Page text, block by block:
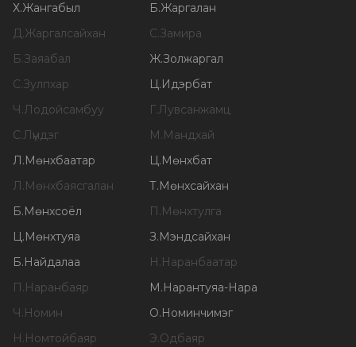
Х.Жангабыл Б.Жаргалан
Д.Жаргалсайхан С.Замира
Б.Заяабал Ж.Золжаргал
С.Зулпхар Ц.Идэрбат
Ч.Лодойсамбуу Г.Лувсанжамц
С.Лүндэг М.Мандхай
Л.Мөнхбаатар Ц.Мөнхбат
Л.Мөнхбаясгалан Т.Мөнхсайхан
Б.Мөнхсоёл П.Мөнхтулга
Ц.Мөнхтуяа З.Мэндсайхан
Б.Найдалаа Н.Наранбаатар
П.Наранбаяр М.Нарантуяа-Нара
Ч.Номин О.Номинчимэг
Н.Номтойбаяр Э.Одбаяр